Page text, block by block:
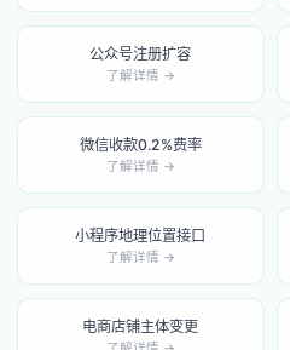
公众号注册扩容
了解详情 →
微信收款0.2%费率
了解详情 →
小程序地理位置接口
了解详情 →
电商店铺主体变更